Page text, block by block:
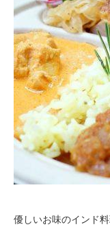
優しいお味のインド